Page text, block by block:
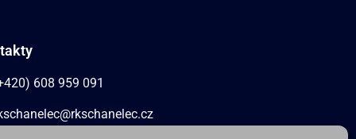
608 959 091